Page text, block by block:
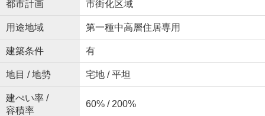
都市計画 市街化区域
用途地域 第一種中高層住居専用
建築条件 有
地目 / 地勢 宅地 / 平坦
建ぺい率 /
容積率
60% / 200%